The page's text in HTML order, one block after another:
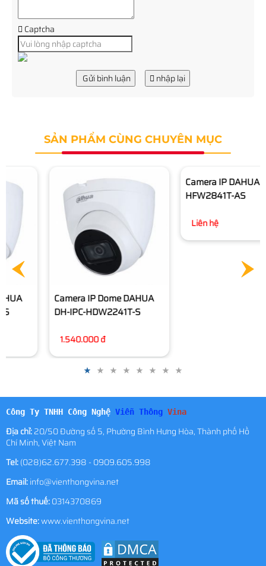
Captcha
Gửi bình luận nhập lại
SẢN PHẨM CÙNG CHUYÊN MỤC
Camera IP Dome DAHUA
DH-IPC-HDW2241T-S
1.540.000 đ
Camera IP DAHUA DH-IPC-
Công Ty TNHH Công Nghệ Viễn Thông Vina
Địa chỉ:20/50 Đường số 5, Phường Bình Hưng Hòa, Thành phố Hồ
Chí Minh, Việt Nam
Tel:(028)62.677.398 - 0909.605.998
Email:info@vienthongvina.net
Mã số thuế:0314370869
Website:www.vienthongvina.net